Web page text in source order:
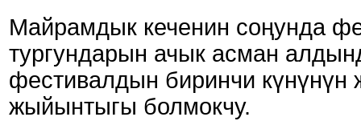
Майрамдык кеченин соңунда
тургундарын ачык асман
фестивалдын биринчи күнүнүн
жыйынтыгы болмокчу.